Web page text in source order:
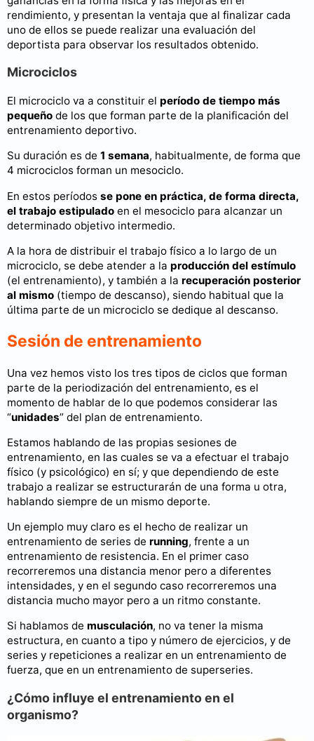
rendimiento, y presentan la ventaja que al finalizar cada
uno de ellos se puede realizar una evaluación del
deportista para observar los resultados obtenido.
Microciclos
El microciclo va a constituir el período de tiempo más
pequeño de los que forman parte de la planificación del
entrenamiento deportivo.
Su duración es de 1 semana, habitualmente, de forma que
4 microciclos forman un mesociclo.
En estos períodos se pone en práctica, de forma directa,
el trabajo estipulado en el mesociclo para alcanzar un
determinado objetivo intermedio.
A la hora de distribuir el trabajo físico a lo largo de un
microciclo, se debe atender a la producción del estímulo
(el entrenamiento), y también a la recuperación posterior
al mismo (tiempo de descanso), siendo habitual que la
última parte de un microciclo se dedique al descanso.
Sesión de entrenamiento
Una vez hemos visto los tres tipos de ciclos que forman
parte de la periodización del entrenamiento, es el
momento de hablar de lo que podemos considerar las
“unidades” del plan de entrenamiento.
Estamos hablando de las propias sesiones de
entrenamiento, en las cuales se va a efectuar el trabajo
físico (y psicológico) en sí; y que dependiendo de este
trabajo a realizar se estructurarán de una forma u otra,
hablando siempre de un mismo deporte.
Un ejemplo muy claro es el hecho de realizar un
entrenamiento de series de running, frente a un
entrenamiento de resistencia. En el primer caso
recorreremos una distancia menor pero a diferentes
intensidades, y en el segundo caso recorreremos una
distancia mucho mayor pero a un ritmo constante.
Si hablamos de musculación, no va tener la misma
estructura, en cuanto a tipo y número de ejercicios, y de
series y repeticiones a realizar en un entrenamiento de
fuerza, que en un entrenamiento de superseries.
¿Cómo influye el entrenamiento en el
organismo?